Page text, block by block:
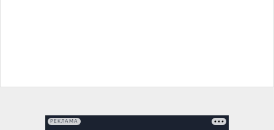
РЕКЛАМА